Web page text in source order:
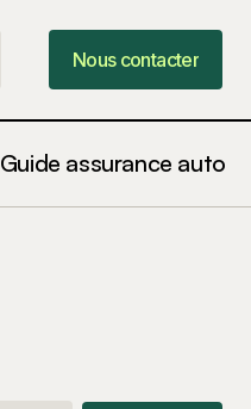
Nous contacter
Nous contacter
Guide assurance auto